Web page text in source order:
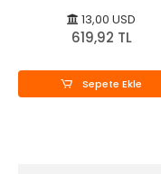
13,00 USD
619,92 TL
Sepete Ekle